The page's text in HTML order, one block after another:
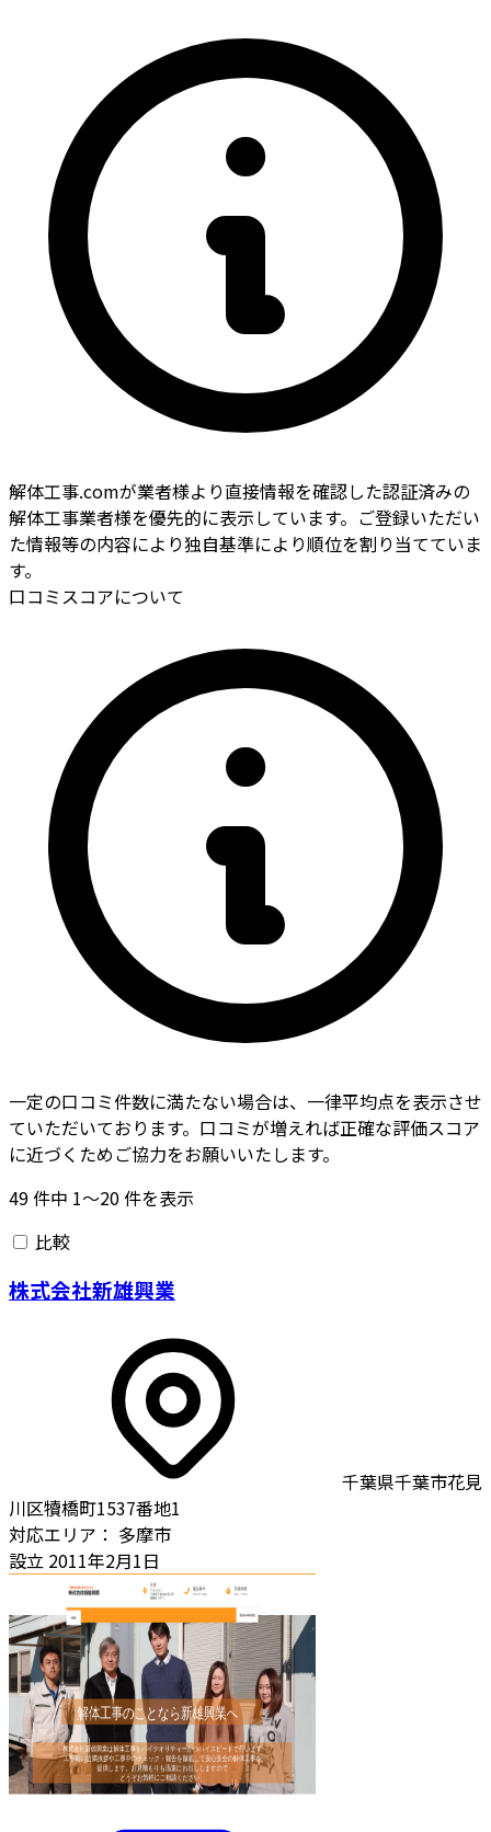
解体工事.comが業者様より直接情報を確認した認証済みの
解体工事業者様を優先的に表示しています。ご登録いただい
た情報等の内容により独自基準により順位を割り当てていま
す。
口コミスコアについて
一定の口コミ件数に満たない場合は、一律平均点を表示させ
ていただいております。口コミが増えれば正確な評価スコア
に近づくためご協力をお願いいたします。
49件中 1〜20件を表示
比較
株式会社新雄興業
千葉県千葉市花見
川区犢橋町1537番地1
対応エリア： 多摩市
設立 2011年2月1日